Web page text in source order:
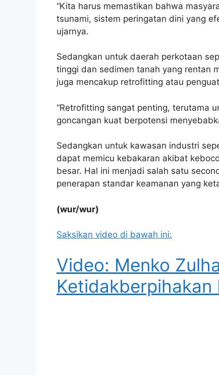
“Kita harus memastikan bahwa
tsunami, sistem peringatan dini yang
ujarnya.
Sedangkan untuk daerah perkotaan
tinggi dan sedimen tanah yang rentan
juga mencakup retrofitting atau
“Retrofitting sangat penting, terutama
goncangan kuat berpotensi
Sedangkan untuk kawasan industri
dapat memicu kebakaran akibat
besar. Hal ini menjadi salah satu
penerapan standar keamanan yang
(wur/wur)
Saksikan video di bawah ini:
Video: Menko
Ketidakberpihakan